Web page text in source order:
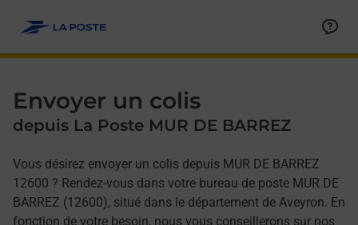
Envoyer un colis
depuis La Poste MUR DE BARREZ
Vous désirez envoyer un colis depuis MUR DE BARREZ
12600 ? Rendez-vous dans votre bureau de poste MUR DE
BARREZ (12600), situé dans le département de Aveyron. En
fonction de votre besoin, nous vous conseillerons sur nos